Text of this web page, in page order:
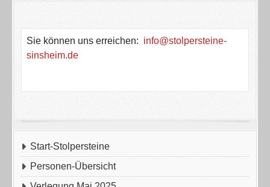
Start-Stolpersteine
Personen-Übersicht
Sie können uns erreichen: info@stolpersteine-
sinsheim.de